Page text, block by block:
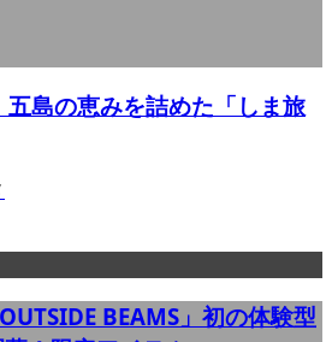
島の恵みを詰めた「しま旅
BEAMS」初の体験型